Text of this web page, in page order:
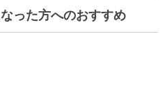
った方へのおすすめ